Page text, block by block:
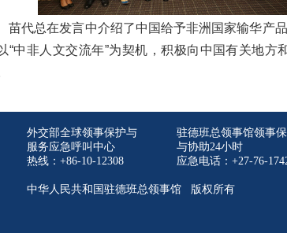
代总在发言中介绍了中国给予非洲国家输华产品
“中非人文交流年”为契机，积极向中国有关地
外交部全球领事保护与
服务应急呼叫中心
热线：+86-10-12308
驻德班总领事馆领事
与协助24小时
应急电话：+27-76-
中华人民共和国驻德班总领事馆 版权所有